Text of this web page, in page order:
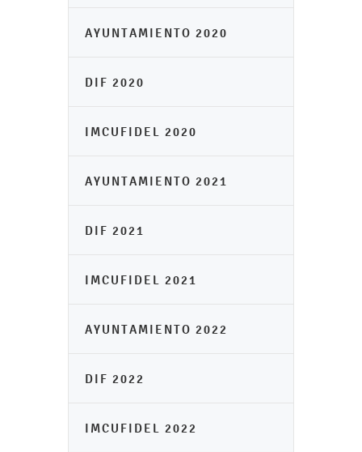
AYUNTAMIENTO 2020
DIF 2020
IMCUFIDEL 2020
AYUNTAMIENTO 2021
DIF 2021
IMCUFIDEL 2021
AYUNTAMIENTO 2022
DIF 2022
IMCUFIDEL 2022